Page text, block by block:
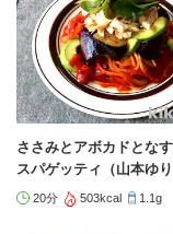
ささみとアボカドとな
スパゲッティ（山本ゆり
20分 503kcal 1.1g